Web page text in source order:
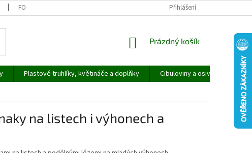
FORMULÁŘ PRO UPLATNĚNÍ REKLAMACE REKLAMAČNÍ ŘÁD
Přihlášení
NÁKUPNÍ
Prázdný košík
Plastové truhlíky, květináče a doplňky Cibuloviny a osivo
na listech i výhonech a